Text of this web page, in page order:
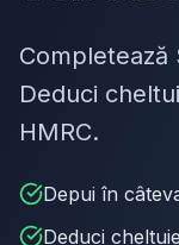
Completează
Deduci
HMRC.
Depui în
Deduci